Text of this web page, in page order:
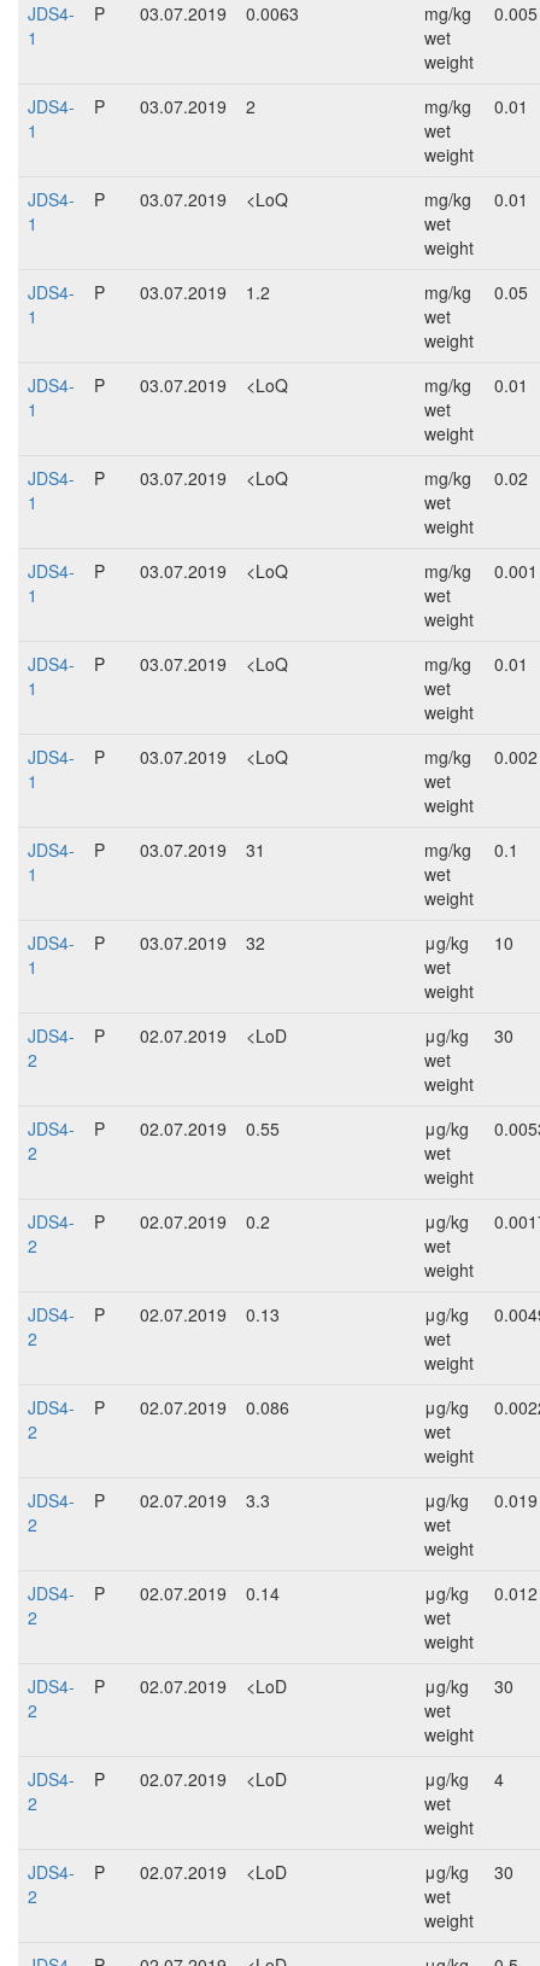
JDS4-
1
P 03.07.2019 0.0063
mg/kg
wet
weight
0.005
JDS4-
1
P 03.07.2019 2
mg/kg
wet
weight
0.01
JDS4-
1
P 03.07.2019 <LoQ
mg/kg
wet
weight
0.01
JDS4-
1
P 03.07.2019 1.2
mg/kg
wet
weight
0.05
JDS4-
1
P 03.07.2019 <LoQ
mg/kg
wet
weight
0.01
JDS4-
1
P 03.07.2019 <LoQ
mg/kg
wet
weight
0.02
JDS4-
1
P 03.07.2019 <LoQ
mg/kg
wet
weight
0.001
JDS4-
1
P 03.07.2019 <LoQ
mg/kg
wet
weight
0.01
JDS4-
1
P 03.07.2019 <LoQ
mg/kg
wet
weight
0.002
JDS4-
1
P 03.07.2019 31
mg/kg
wet
weight
0.1
JDS4-
1
P 03.07.2019 32
μg/kg
wet
weight
10
JDS4-
2
P 02.07.2019 <LoD
μg/kg
wet
weight
30
JDS4-
2
P 02.07.2019 0.55
μg/kg
wet
weight
JDS4-
2
P 02.07.2019 0.2
μg/kg
wet
weight
JDS4-
2
P 02.07.2019 0.13
μg/kg
wet
weight
JDS4-
2
P 02.07.2019 0.086
μg/kg
wet
weight
JDS4-
2
P 02.07.2019 3.3
μg/kg
wet
weight
0.019
JDS4-
2
P 02.07.2019 0.14
μg/kg
wet
weight
0.012
JDS4-
2
P 02.07.2019 <LoD
μg/kg
wet
weight
30
JDS4-
2
P 02.07.2019 <LoD
μg/kg
wet
weight
4
JDS4-
2
P 02.07.2019 <LoD
μg/kg
wet
weight
30